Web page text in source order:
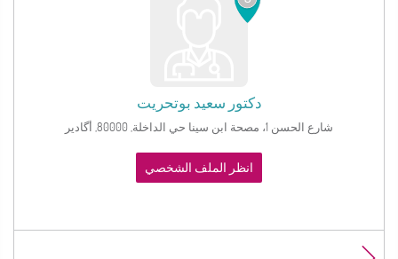
دكتور سعيد بوتحريت
شارع الحسن 1، مصحة ابن سينا حي الداخلة, 80000, أگادير
انظر الملف الشخصي